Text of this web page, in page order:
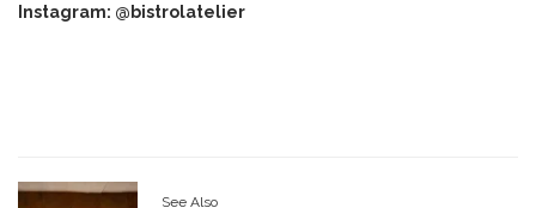
Instagram: @bistrolatelier
See Also